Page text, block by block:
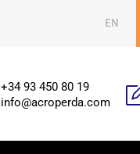
EN
+34 93 450 80 19
info@acroperda.com